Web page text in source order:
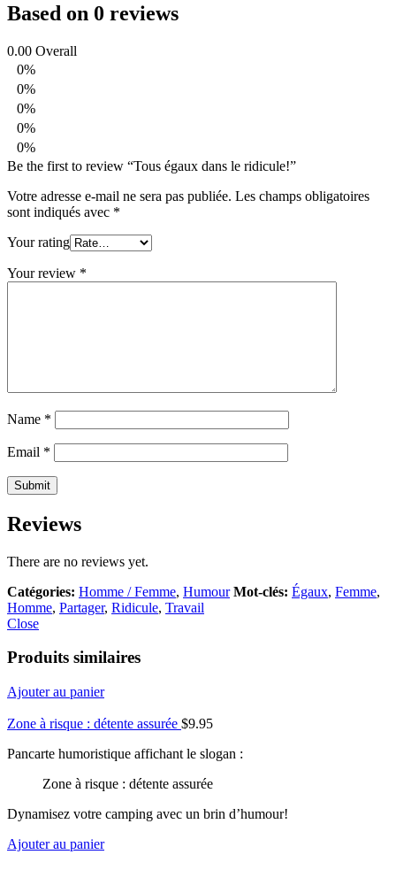
Based on 0 reviews
0.00 Overall
0%
0%
0%
0%
0%
Be the first to review “Tous égaux dans le ridicule!”
Votre adresse e-mail ne sera pas publiée. Les champs obligatoires
sont indiqués avec *
Your rating
Your review *
Name *
Email *
Reviews
There are no reviews yet.
Catégories: Homme / Femme, Humour Mot-clés: Égaux, Femme,
Homme, Partager, Ridicule, Travail
Close
Produits similaires
Ajouter au panier
Zone à risque : détente assurée $9.95
Pancarte humoristique affichant le slogan :
Zone à risque : détente assurée
Dynamisez votre camping avec un brin d’humour!
Ajouter au panier